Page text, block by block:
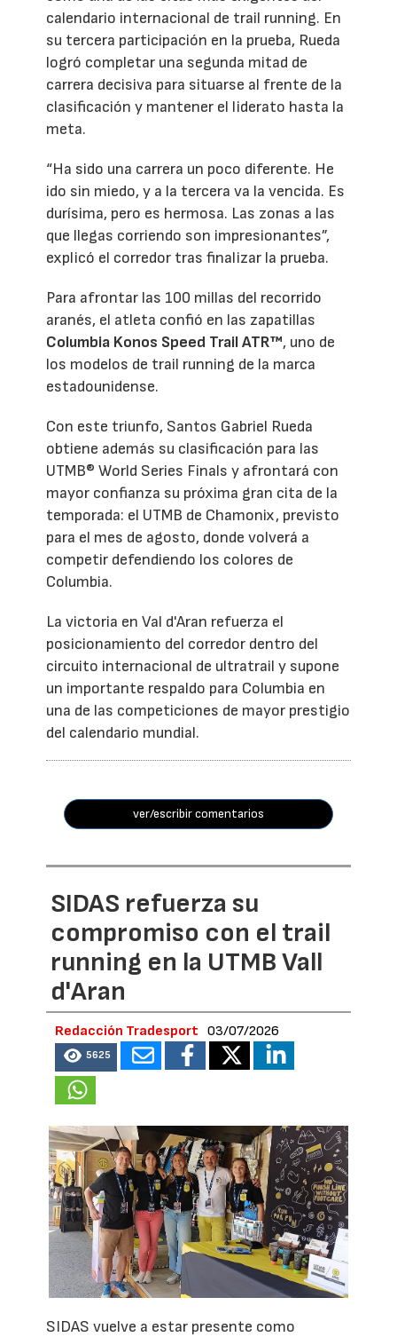
calendario internacional de trail running. En
su tercera participación en la prueba, Rueda
logró completar una segunda mitad de
carrera decisiva para situarse al frente de la
clasificación y mantener el liderato hasta la
meta.
“Ha sido una carrera un poco diferente. He
ido sin miedo, y a la tercera va la vencida. Es
durísima, pero es hermosa. Las zonas a las
que llegas corriendo son impresionantes”,
explicó el corredor tras finalizar la prueba.
Para afrontar las 100 millas del recorrido
aranés, el atleta confió en las zapatillas
Columbia Konos Speed Trail ATR™, uno de
los modelos de trail running de la marca
estadounidense.
Con este triunfo, Santos Gabriel Rueda
obtiene además su clasificación para las
UTMB® World Series Finals y afrontará con
mayor confianza su próxima gran cita de la
temporada: el UTMB de Chamonix, previsto
para el mes de agosto, donde volverá a
competir defendiendo los colores de
Columbia.
La victoria en Val d'Aran refuerza el
posicionamiento del corredor dentro del
circuito internacional de ultratrail y supone
un importante respaldo para Columbia en
una de las competiciones de mayor prestigio
del calendario mundial.
ver/escribir comentarios
SIDAS refuerza su
compromiso con el trail
running en la UTMB Vall
d'Aran
Redacción Tradesport 03/07/2026
5625
SIDAS vuelve a estar presente como